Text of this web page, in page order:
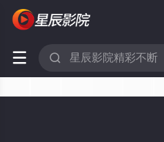
 